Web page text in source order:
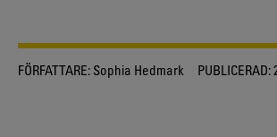
FÖRFATTARE: Sophia Hedmark PUBLICERAD: